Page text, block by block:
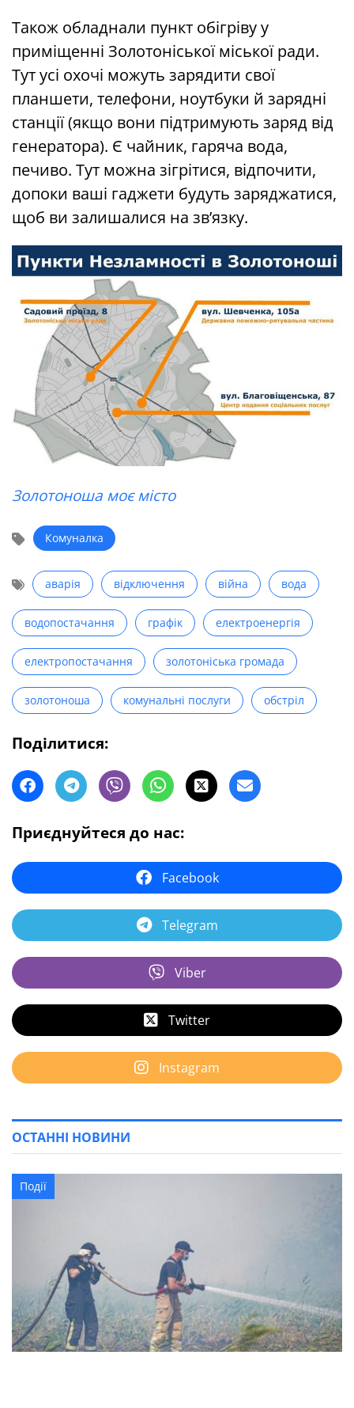
Також обладнали пункт обігріву у
приміщенні Золотоніської міської ради.
Тут усі охочі можуть зарядити свої
планшети, телефони, ноутбуки й зарядні
станції (якщо вони підтримують заряд від
генератора). Є чайник, гаряча вода,
печиво. Тут можна зігрітися, відпочити,
допоки ваші гаджети будуть заряджатися,
щоб ви залишалися на зв’язку.
Золотоноша моє місто
Комуналка
аварія відключення війна вода
водопостачання графік електроенергія
електропостачання золотоніська громада
золотоноша комунальні послуги обстріл
Поділитися:
Приєднуйтеся до нас:
Facebook
Telegram
Viber
Twitter
Instagram
ОСТАННІ НОВИНИ
Події